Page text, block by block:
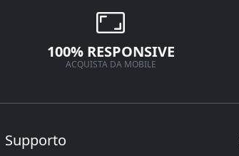
100% RESPONSIVE
ACQUISTA DA MOBILE
Supporto